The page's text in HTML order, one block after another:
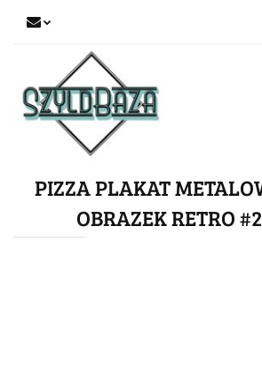
PIZZA PLAKAT
OBRAZEK RETRO